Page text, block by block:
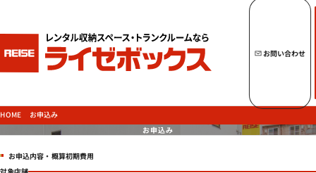
トップページへ
トランクルームを探す
お問い合わせ
HOME お申込み
お申込み
お申込内容・概算初期費用